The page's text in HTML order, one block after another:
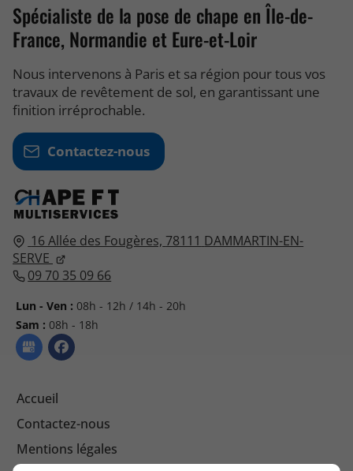
16 Allée des Fougères, 78111 DAMMARTIN-EN-
SERVE
09 70 35 09 66
Lun - Ven : 08h - 12h / 14h - 20h
Sam : 08h - 18h
Accueil
Contactez-nous
Mentions légales
Spécialiste de la pose de chape en Île-de-
France, Normandie et Eure-et-Loir
Nous intervenons à Paris et sa région pour tous vos
travaux de revêtement de sol, en garantissant une
finition irréprochable.
Contactez-nous